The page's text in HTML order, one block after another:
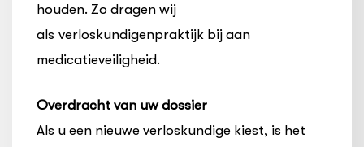
houden. Zo dragen wij
als verloskundigenpraktijk bij aan
medicatieveiligheid.
Overdracht van uw dossier
Als u een nieuwe verloskundige kiest, is het